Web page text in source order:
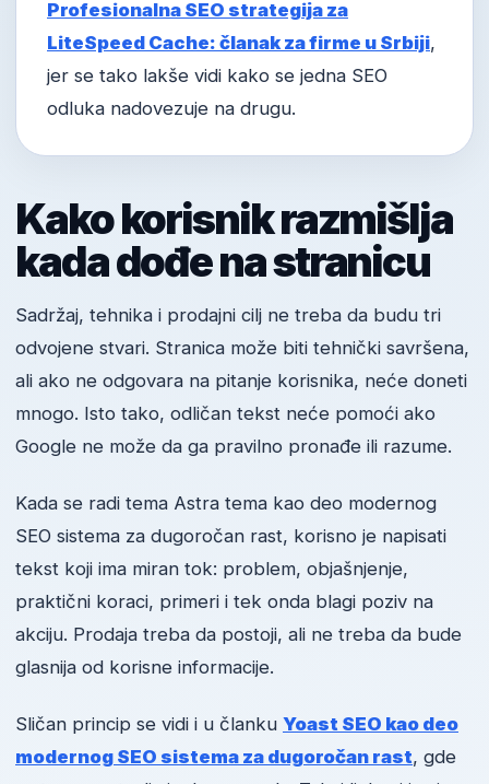
Profesionalna SEO strategija za
LiteSpeed Cache: članak za firme u Srbiji,
jer se tako lakše vidi kako se jedna SEO
odluka nadovezuje na drugu.
Kako korisnik razmišlja
kada dođe na stranicu
Sadržaj, tehnika i prodajni cilj ne treba da budu tri
odvojene stvari. Stranica može biti tehnički savršena,
ali ako ne odgovara na pitanje korisnika, neće doneti
mnogo. Isto tako, odličan tekst neće pomoći ako
Google ne može da ga pravilno pronađe ili razume.
Kada se radi tema Astra tema kao deo modernog
SEO sistema za dugoročan rast, korisno je napisati
tekst koji ima miran tok: problem, objašnjenje,
praktični koraci, primeri i tek onda blagi poziv na
akciju. Prodaja treba da postoji, ali ne treba da bude
glasnija od korisne informacije.
Sličan princip se vidi i u članku Yoast SEO kao deo
modernog SEO sistema za dugoročan rast, gde